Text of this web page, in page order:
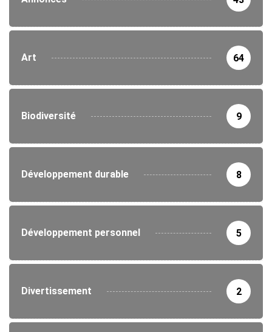
Art 64
Biodiversité 9
Développement durable 8
Développement personnel 5
Divertissement 2